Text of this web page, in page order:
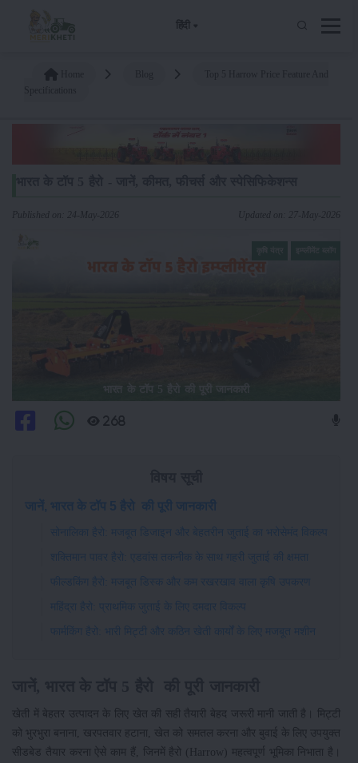
हिंदी
Published on: 24-May-2026 Updated on: 27-May-2026
268
जानें, भारत के टॉप 5 हैरो की पूरी जानकारी
सोनालिका हैरो: मजबूत डिजाइन और बेहतरीन जुताई का भरोसेमंद विकल्प
शक्तिमान पावर हैरो: एडवांस तकनीक के साथ गहरी जुताई की क्षमता
फील्डकिंग हैरो: मजबूत डिस्क और कम रखरखाव वाला कृषि उपकरण
महिंद्रा हैरो: प्राथमिक जुताई के लिए दमदार विकल्प
फार्मकिंग हैरो: भारी मिट्टी और कठिन खेती कार्यों के लिए मजबूत मशीन
खेती में बेहतर उत्पादन के लिए खेत की सही तैयारी बेहद जरूरी मानी जाती है। मिट्टी
को भुरभुरा बनाना, खरपतवार हटाना, खेत को समतल करना और बुवाई के लिए उपयुक्त
सीडबेड तैयार करना ऐसे काम हैं, जिनमें हैरो (Harrow) महत्वपूर्ण भूमिका निभाता है।